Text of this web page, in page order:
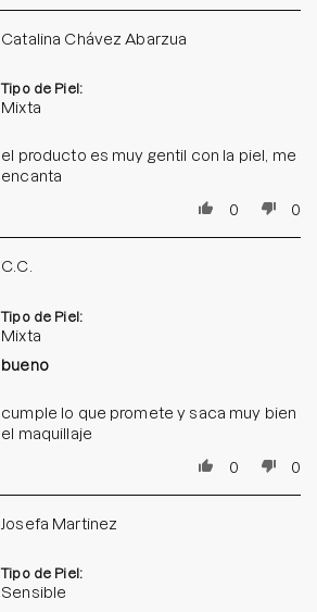
Catalina Chávez Abarzua
Tipo de Piel:
Mixta
el producto es muy gentil con la piel, me
encanta
0
0
C.C.
Tipo de Piel:
Mixta
bueno
cumple lo que promete y saca muy bien
el maquillaje
0
0
Josefa Martinez
Tipo de Piel:
Sensible